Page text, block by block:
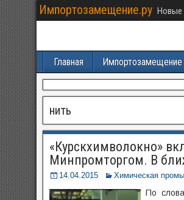
Импортозамещение.ру Новые
Главная Импортозамещение
нить
«Курскхимволокно»
Минпромторгом. В
14.04.2015 Химическая
По